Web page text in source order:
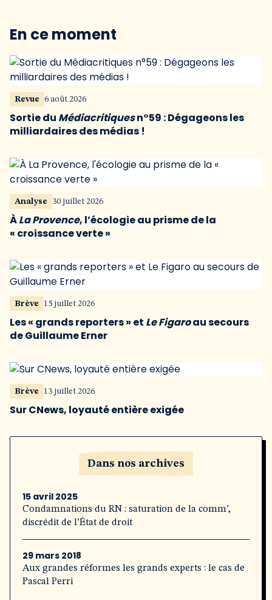
En ce moment
Revue 6 août 2026
Sortie du Médiacritiquesn°59 : Dégageons les
milliardaires des médias !
Analyse 30 juillet 2026
ÀLa Provence, l’écologie au prisme de la
« croissance verte »
Brève 15 juillet 2026
Les « grands reporters » et Le Figaroau secours
de Guillaume Erner
Brève 13 juillet 2026
Sur CNews, loyauté entière exigée
Dans nos archives
15 avril 2025
Condamnations du RN : saturation de la comm’,
discrédit de l’État de droit
29 mars 2018
Aux grandes réformes les grands experts : le cas de
Pascal Perri